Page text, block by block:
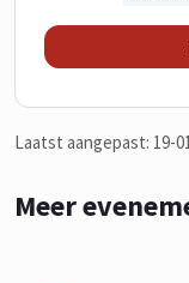
Laatst aangepast: 19-
Meer